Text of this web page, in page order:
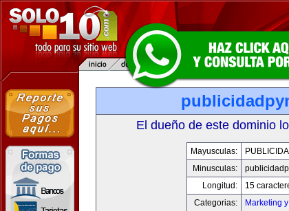
El dueño de este dominio
Mayusculas:
Minusculas:
Longitud:
15
Categorias:
Marketing